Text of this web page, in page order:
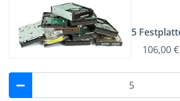
5
106,00 €